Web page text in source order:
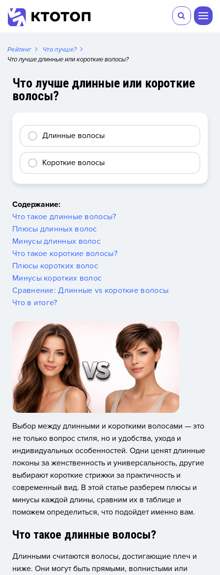
Рейтинг
Что лучше?
Что лучше длинные или короткие волосы?
Что лучше длинные или короткие
волосы?
Длинные волосы
Короткие волосы
Содержание:
Что такое длинные волосы?
Плюсы длинных волос
Минусы длинных волос
Что такое короткие волосы?
Плюсы коротких волос
Минусы коротких волос
Сравнение: Длинные vs короткие волосы
Что в итоге?
Выбор между длинными и короткими волосами — это
не только вопрос стиля, но и удобства, ухода и
индивидуальных особенностей. Одни ценят длинные
локоны за женственность и универсальность, другие
выбирают короткие стрижки за практичность и
современный вид. В этой статье разберем плюсы и
минусы каждой длины, сравним их в таблице и
поможем определиться, что подойдет именно вам.
Что такое длинные волосы?
Длинными считаются волосы, достигающие плеч и
ниже. Они могут быть прямыми, волнистыми или